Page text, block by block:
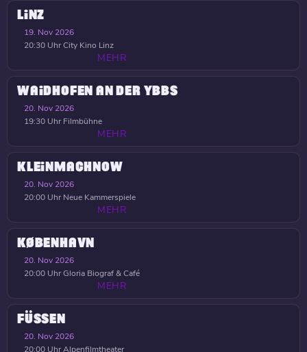
LINZ
19. Nov 2026
20:30 UhrCity Kino Linz
MEHR
WAIDHOFEN AN DER YBBS
20. Nov 2026
19:30 Uhr Filmbühne
MEHR
KLEINMACHNOW
20. Nov 2026
20:00 Uhr Neue Kammerspiele
MEHR
KØBENHAVN
20. Nov 2026
20:00 UhrGloria Biograf & Café
MEHR
FÜSSEN
20. Nov 2026
20:00 UhrAlpenfilmtheater